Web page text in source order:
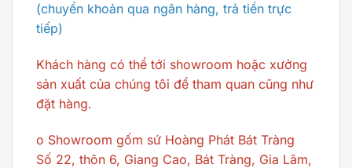
(chuyển khoản qua ngân hàng, trả tiền trực
tiếp)
Khách hàng có thể tới showroom hoặc xưởng
sản xuất của chúng tôi để tham quan cũng như
đặt hàng.
o Showroom gốm sứ Hoàng Phát Bát Tràng
Số 22, thôn 6, Giang Cao, Bát Tràng, Gia Lâm,